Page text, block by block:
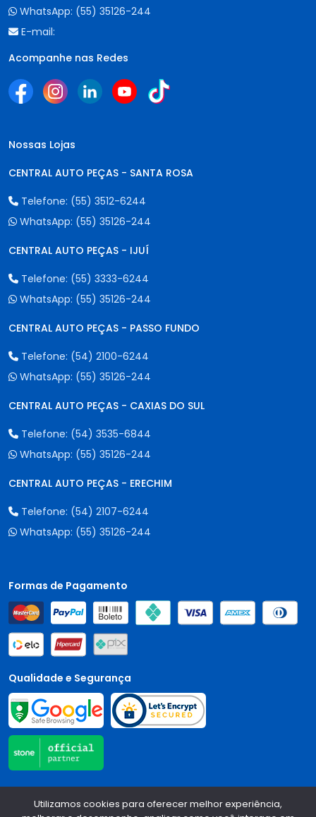
WhatsApp: (55) 35126-244
E-mail:
Acompanhe nas Redes
Nossas Lojas
CENTRAL AUTO PEÇAS - SANTA ROSA
Telefone: (55) 3512-6244
WhatsApp: (55) 35126-244
CENTRAL AUTO PEÇAS - IJUÍ
Telefone: (55) 3333-6244
WhatsApp: (55) 35126-244
CENTRAL AUTO PEÇAS - PASSO FUNDO
Telefone: (54) 2100-6244
WhatsApp: (55) 35126-244
CENTRAL AUTO PEÇAS - CAXIAS DO SUL
Telefone: (54) 3535-6844
WhatsApp: (55) 35126-244
CENTRAL AUTO PEÇAS - ERECHIM
Telefone: (54) 2107-6244
WhatsApp: (55) 35126-244
Formas de Pagamento
Qualidade e Segurança
Central Auto Peças - CNPJ: 90.196.999/0001-89
Todos os
direitos reservados.2026
Utilizamos cookies para oferecer melhor experiência,